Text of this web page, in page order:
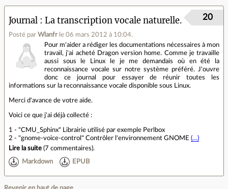
Journal La transcription vocale naturelle.
Posté par Wlanfr le 06 mars 2012 à 10:04.
20
Pour m'aider a rédiger les documentations nécessaires à mon
travail, j'ai acheté Dragon version home. Comme je travaille
aussi sous le Linux le je me demandais où en été la
reconnaissance vocale sur notre système préféré. J'ouvre
donc ce journal pour essayer de réunir toutes les
informations sur la reconnaissance vocale disponible sous Linux.
Merci d'avance de votre aide.
Voici ce que j'ai déjà collecté :
1 - "CMU_Sphinx" Librairie utilisé par exemple Perlbox
2 - "gnome-voice-control" Contrôler l'environnement GNOME (…)
Lire la suite (7 commentaires).
Markdown EPUB